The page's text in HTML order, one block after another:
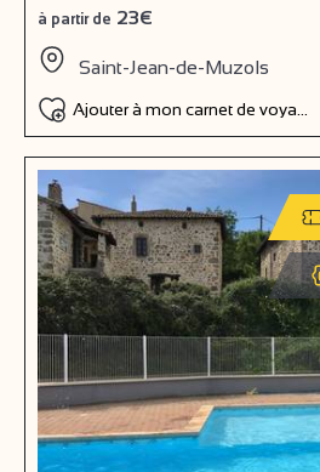
à partir de 23€
Saint-Jean-de-Muzols
Ajouter à mon carnet de voyage